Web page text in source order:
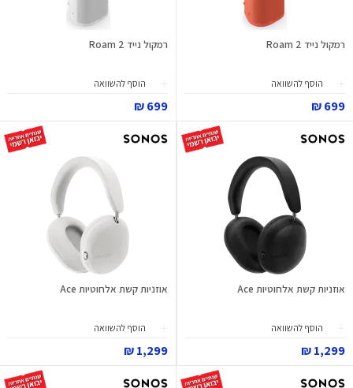
רמקול נייד Roam 2
הוסף להשוואה
699 ₪
רמקול נייד Roam 2
הוסף להשוואה
699 ₪
אוזניות קשת אלחוטיות Ace
הוסף להשוואה
1,299 ₪
אוזניות קשת אלחוטיות Ace
הוסף להשוואה
1,299 ₪